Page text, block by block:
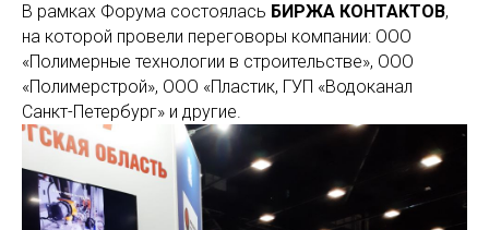
В рамках Форума состоялась БИРЖА КОНТАКТОВ,
на которой провели переговоры компании: ООО
«Полимерные технологии в строительстве», ООО
«Полимерстрой», ООО «Пластик, ГУП «Водоканал
Санкт-Петербург» и другие.